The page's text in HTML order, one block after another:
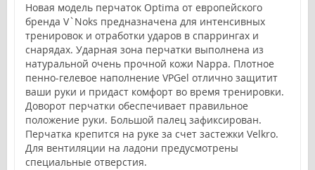
Новая модель перчаток Optima от европейского
бренда V`Noks предназначена для интенсивных
тренировок и отработки ударов в спаррингах и
снарядах. Ударная зона перчатки выполнена из
натуральной очень прочной кожи Nappa. Плотное
пенно-гелевое наполнение VPGel отлично защитит
ваши руки и придаст комфорт во время тренировки.
Доворот перчатки обеспечивает правильное
положение руки. Большой палец зафиксирован.
Перчатка крепится на руке за счет застежки Velkro.
Для вентиляции на ладони предусмотрены
специальные отверстия.